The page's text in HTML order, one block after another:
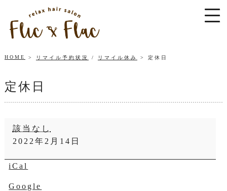
HOME リマイル予約状況 / リマイル休み 定休日
定休日
該当なし
2022年2月14日
iCal
Google